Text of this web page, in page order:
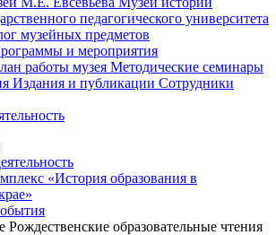
педагогического университета
музейных предметов
и мероприятия
работы музея Методические семинары
Издания и публикации Сотрудники
«История образования в
Рождественские образовательные чтения